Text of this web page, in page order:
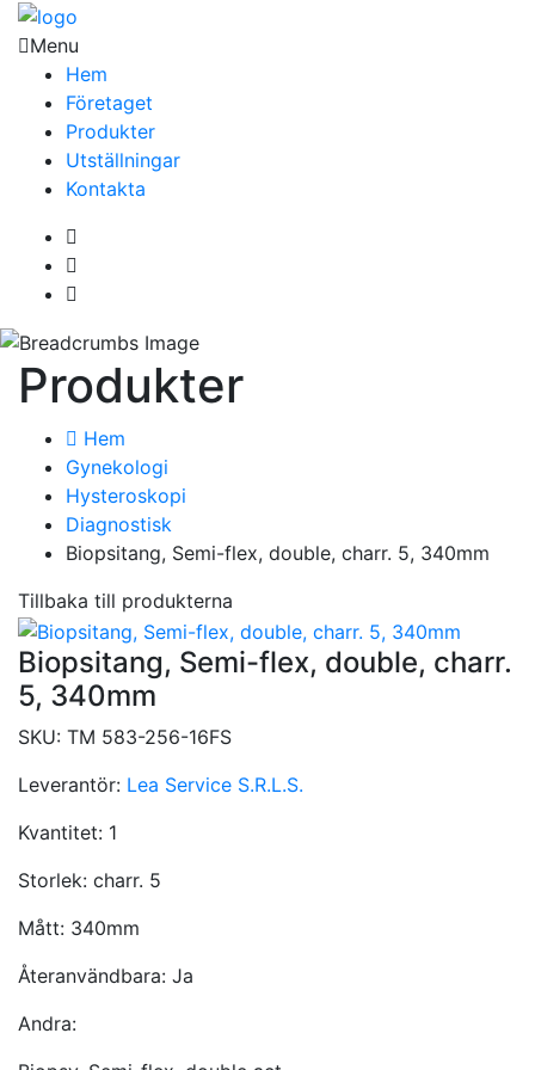
Menu
Hem
Företaget
Produkter
Utställningar
Kontakta
Produkter
Hem
Gynekologi
Hysteroskopi
Diagnostisk
Biopsitang, Semi-flex, double, charr. 5, 340mm
Tillbaka till produkterna
Biopsitang, Semi-flex, double, charr.
5, 340mm
SKU: TM 583-256-16FS
Leverantör: Lea Service S.R.L.S.
Kvantitet: 1
Storlek: charr. 5
Mått: 340mm
Återanvändbara: Ja
Andra: